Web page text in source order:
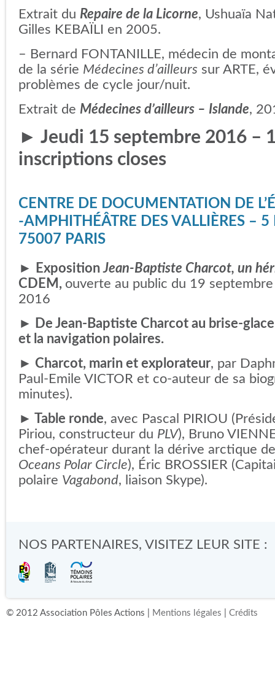
Extrait du Repaire de la Licorne, Ushuaïa
Gilles KEBAÏLI en 2005.
– Bernard FONTANILLE, médecin de
de la série Médecines d’ailleurs sur ARTE,
problèmes de cycle jour/nuit.
Extrait de Médecines d’ailleurs – Islande,
► Jeudi 15 septembre 2016 –
inscriptions closes
CENTRE DE DOCUMENTATION DE
-AMPHITHÉÂTRE DES VALLIÈRES – 5
75007 PARIS
► ExpositionJean-Baptiste Charcot, un
CDEM, ouverte au public du 19
2016
►
De Jean-Baptiste Charcot au brise-
et la navigation polaires.
► Charcot, marin et explorateur, par
Paul-Emile VICTOR et co-auteur de sa
minutes).
► Table ronde, avec Pascal PIRIOU
Piriou, constructeur du PLV), Bruno
chef-opérateur durant la dérive arctique
Oceans Polar Circle), Éric BROSSIER
polaire Vagabond, liaison Skype).
NOS PARTENAIRES, VISITEZ LEUR SITE :
© 2012 Association Pôles Actions | Mentions légales Crédits